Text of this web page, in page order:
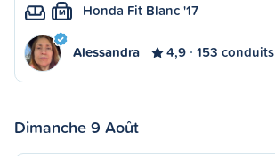
M Honda Fit Blanc '17
Alessandra 4,9 153 conduits
Dimanche 9 Août